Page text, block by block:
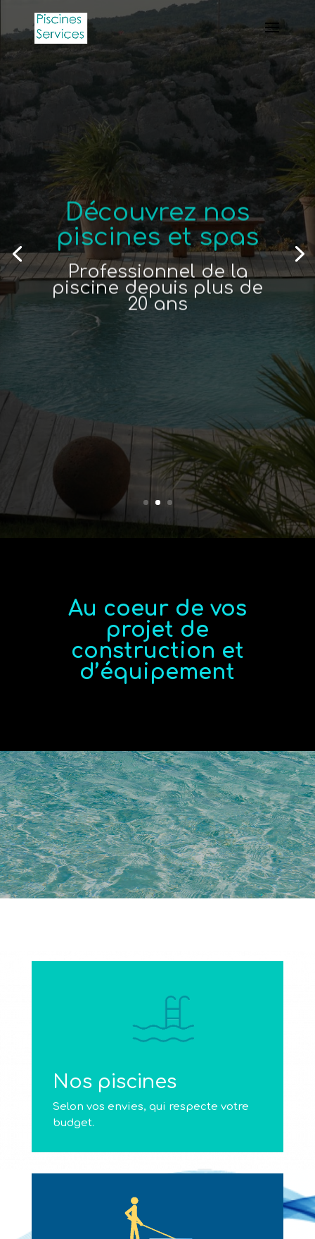
Découvrez nos
piscines et spas
Professionnel de la
piscine depuis plus de
20 ans
Au coeur de vos
projet de
construction et
d’équipement
Nos piscines
Selon vos envies, qui respecte votre
budget.